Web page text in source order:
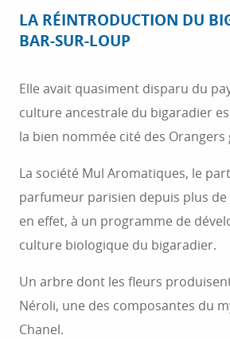
LA RÉINTRODUCTION DU
BAR-SUR-LOUP
Elle avait quasiment disparu du
culture ancestrale du bigaradier
la bien nommée cité des Orangers
La société Mul Aromatiques, le
parfumeur parisien depuis plus de
en effet, à un programme de
culture biologique du bigaradier.
Un arbre dont les fleurs produisent
Néroli, une des composantes du
Chanel.